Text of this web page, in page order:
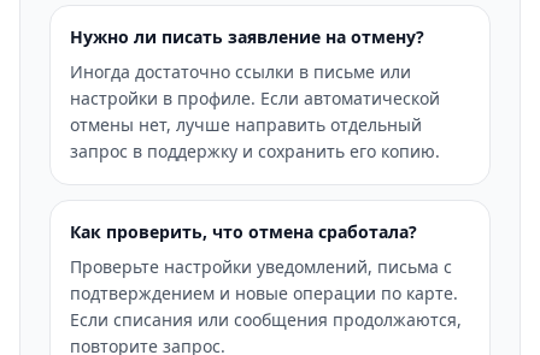
Нужно ли писать заявление на отмену?
Иногда достаточно ссылки в письме или
настройки в профиле. Если автоматической
отмены нет, лучше направить отдельный
запрос в поддержку и сохранить его копию.
Как проверить, что отмена сработала?
Проверьте настройки уведомлений, письма с
подтверждением и новые операции по карте.
Если списания или сообщения продолжаются,
повторите запрос.